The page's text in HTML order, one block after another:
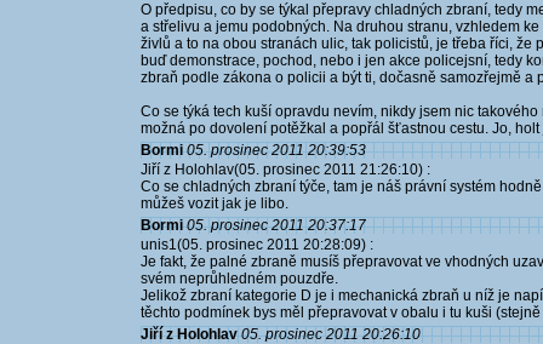
O předpisu, co by se týkal přepravy chladných zbraní, tedy
a střelivu a jemu podobných. Na druhou stranu, vzhledem
živlů a to na obou stranách ulic, tak policistů, je třeba říci, že
buď demonstrace, pochod, nebo i jen akce policejsní, tedy
zbraň podle zákona o policii a být ti, dočasně samozřejmě a
Co se týká tech kuší opravdu nevím, nikdy jsem nic
možná po dovolení potěžkal a popřál šťastnou cestu. Jo,
Bormi 05. prosinec 2011 20:39:53
Jiří z Holohlav(05. prosinec 2011 21:26:10) :
Co se chladných zbraní týče, tam je náš právní systém
můžeš vozit jak je libo.
Bormi 05. prosinec 2011 20:37:17
unis1(05. prosinec 2011 20:28:09) :
Je fakt, že palné zbraně musíš přepravovat ve vhodných
svém neprůhledném pouzdře.
Jelikož zbraní kategorie D je i mechanická zbraň u níž je
těchto podmínek bys měl přepravovat v obalu i tu kuši
Jiří z Holohlav 05. prosinec 2011 20:26:10